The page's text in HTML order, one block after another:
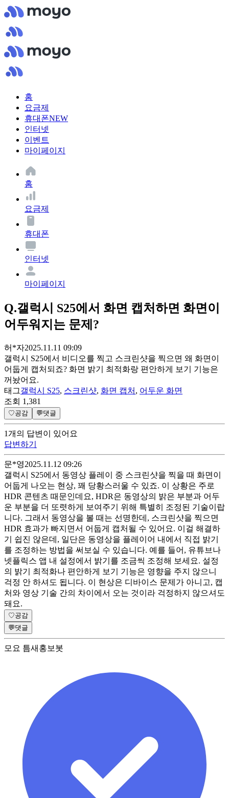
홈
요금제
휴대폰NEW
인터넷
이벤트
마이페이지
홈
요금제
휴대폰
인터넷
마이페이지
Q.갤럭시 S25에서 화면 캡처하면 화면이
어두워지는 문제?
허*자2025.11.11 09:09
갤럭시 S25에서 비디오를 찍고 스크린샷을 찍으면 왜 화면이
어둡게 캡처되죠? 화면 밝기 최적화랑 편안하게 보기 기능은
꺼놨어요.
태그갤럭시 S25, 스크린샷, 화면 캡처 , 어두운 화면
조회 1,381
♡공감 💬댓글
1개 의 답변이 있어요
답변하기
문*영2025.11.12 09:26
갤럭시 S25에서 동영상 플레이 중 스크린샷을 찍을 때 화면이
어둡게 나오는 현상, 꽤 당황스러울 수 있죠. 이 상황은 주로
HDR 콘텐츠 때문인데요, HDR은 동영상의 밝은 부분과 어두
운 부분을 더 또렷하게 보여주기 위해 특별히 조정된 기술이랍
니다. 그래서 동영상을 볼 때는 선명한데, 스크린샷을 찍으면
HDR 효과가 빠지면서 어둡게 캡처될 수 있어요. 이걸 해결하
기 쉽진 않은데, 일단은 동영상을 플레이어 내에서 직접 밝기
를 조정하는 방법을 써보실 수 있습니다. 예를 들어, 유튜브나
넷플릭스 앱 내 설정에서 밝기를 조금씩 조정해 보세요. 설정
의 밝기 최적화나 편안하게 보기 기능은 영향을 주지 않으니
걱정 안 하셔도 됩니다. 이 현상은 디바이스 문제가 아니고, 캡
처와 영상 기술 간의 차이에서 오는 것이라 걱정하지 않으셔도
돼요.
♡공감
💬댓글
모요 틈새홍보봇